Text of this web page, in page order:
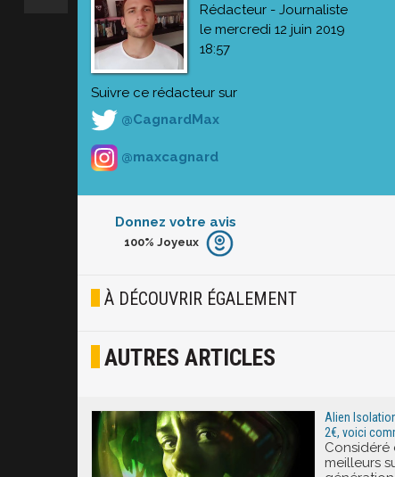
Rédacteur - Journaliste
le mercredi 12 juin 2019
18:57
Suivre ce rédacteur sur
@CagnardMax
@maxcagnard
Donnez votre avis
Furieux
Joyeux
100% Joyeux
À DÉCOUVRIR ÉGALEMENT
AUTRES ARTICLES
Alien
2€, voici
Considéré
meilleurs